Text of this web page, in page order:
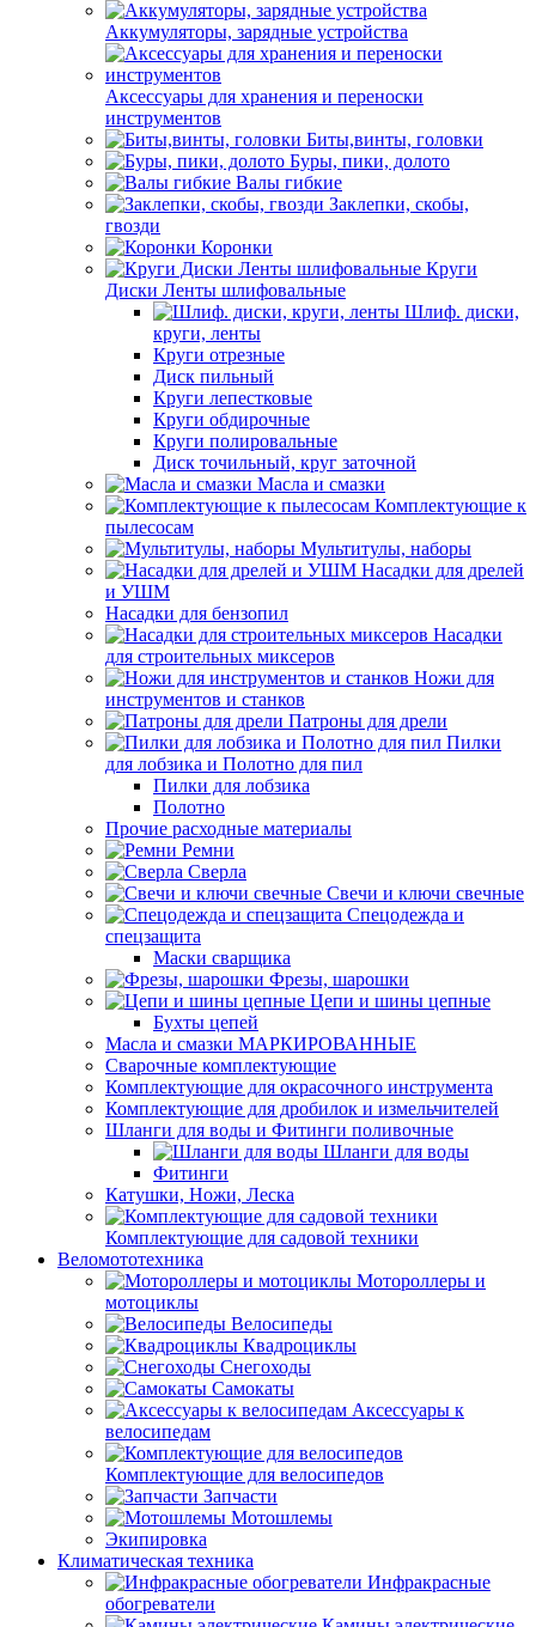
Аккумуляторы, зарядные устройства
Аксессуары для хранения и переноски
инструментов
Биты,винты, головки
Буры, пики, долото
Валы гибкие
Заклепки, скобы,
гвозди
Коронки
Круги
Диски Ленты шлифовальные
Шлиф. диски,
круги, ленты
Круги отрезные
Диск пильный
Круги лепестковые
Круги обдирочные
Круги полировальные
Диск точильный, круг заточной
Масла и смазки
Комплектующие к
пылесосам
Мультитулы, наборы
Насадки для дрелей
и УШМ
Насадки для бензопил
Насадки
для строительных миксеров
Ножи для
инструментов и станков
Патроны для дрели
Пилки
для лобзика и Полотно для пил
Пилки для лобзика
Полотно
Прочие расходные материалы
Ремни
Сверла
Свечи и ключи свечные
Спецодежда и
спецзащита
Маски сварщика
Фрезы, шарошки
Цепи и шины цепные
Бухты цепей
Масла и смазки МАРКИРОВАННЫЕ
Сварочные комплектующие
Комплектующие для окрасочного инструмента
Комплектующие для дробилок и измельчителей
Шланги для воды и Фитинги поливочные
Шланги для воды
Фитинги
Катушки, Ножи, Леска
Комплектующие для садовой техники
Веломототехника
Мотороллеры и
мотоциклы
Велосипеды
Квадроциклы
Снегоходы
Самокаты
Аксессуары к
велосипедам
Комплектующие для велосипедов
Запчасти
Мотошлемы
Экипировка
Климатическая техника
Инфракрасные
обогреватели